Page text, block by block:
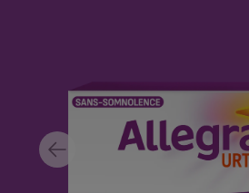
Comprendre les allergies